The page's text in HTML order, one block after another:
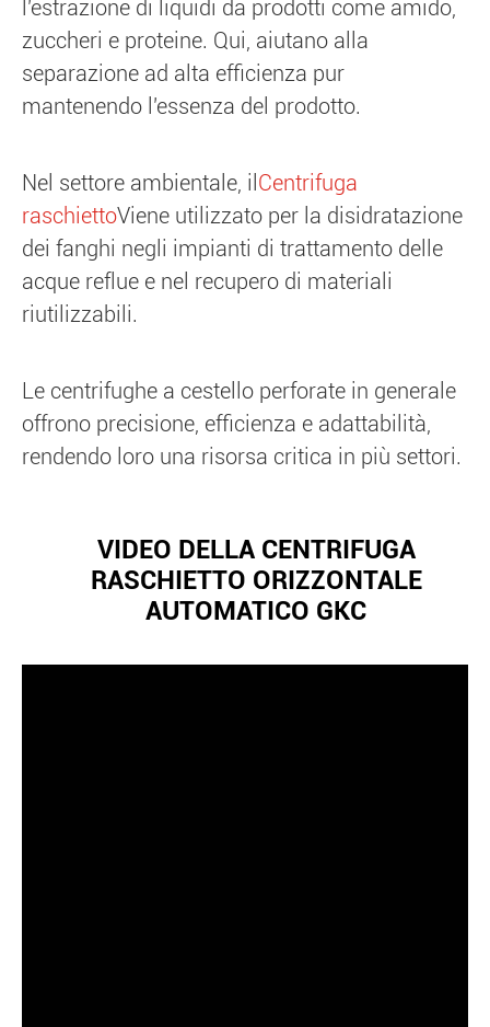
l'estrazione di liquidi da prodotti come amido,
zuccheri e proteine. Qui, aiutano alla
separazione ad alta efficienza pur
mantenendo l'essenza del prodotto.
Nel settore ambientale, il Centrifuga
raschiettoViene utilizzato per la disidratazione
dei fanghi negli impianti di trattamento delle
acque reflue e nel recupero di materiali
riutilizzabili.
Le centrifughe a cestello perforate in generale
offrono precisione, efficienza e adattabilità,
rendendo loro una risorsa critica in più settori.
VIDEO DELLA CENTRIFUGA
RASCHIETTO ORIZZONTALE
AUTOMATICO GKC